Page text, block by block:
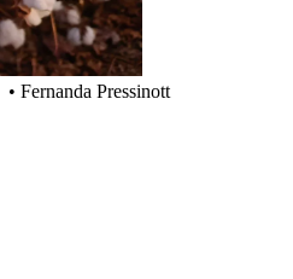
• Fernanda Pressinott